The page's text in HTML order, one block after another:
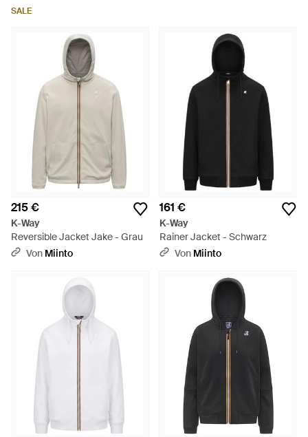
SALE
215 €
K-Way
Reversible Jacket Jake - Grau
Von Miinto
161 €
K-Way
Rainer Jacket - Schwarz
Von Miinto